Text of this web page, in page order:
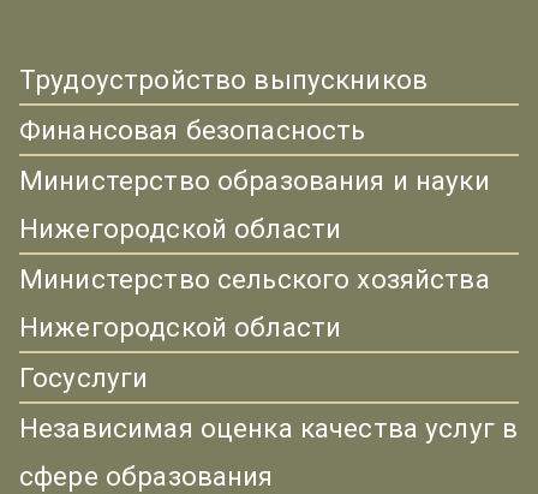
Трудоустройство выпускников
Финансовая безопасность
Министерство образования и науки
Нижегородской области
Министерство сельского хозяйства
Нижегородской области
Госуслуги
Независимая оценка качества услуг в
сфере образования